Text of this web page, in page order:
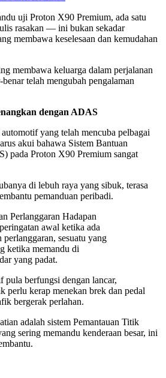
uji Proton X90 Premium, ada satu
rasakan — ini bukan sekadar
membawa keselesaan dan kemudahan
membawa keluarga dalam perjalanan
telah mengubah pengalaman
dengan ADAS
yang telah mencuba pelbagai
akui bahawa Sistem Bantuan
pada Proton X90 Premium sangat
di lebuh raya yang sibuk, terasa
pemanduan peribadi.
Perlanggaran Hadapan
awal ketika ada
sesuatu yang
ketika memandu di
yang padat.
berfungsi dengan lancar,
perlu kerap menekan brek dan pedal
bergerak perlahan.
adalah sistem Pemantauan Titik
sering memandu kenderaan besar, ini